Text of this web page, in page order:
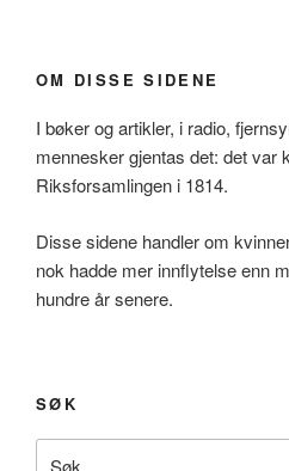
OM DISSE SIDENE
I bøker og artikler, i radio,
mennesker gjentas det: det var
Riksforsamlingen i 1814.
Disse sidene handler om
nok hadde mer innflytelse enn
hundre år senere.
SØK